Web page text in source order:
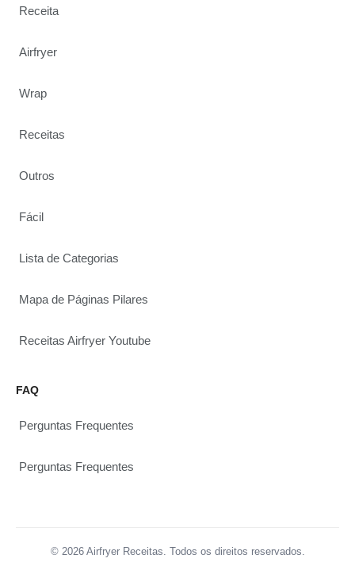
Receita
Airfryer
Wrap
Receitas
Outros
Fácil
Lista de Categorias
Mapa de Páginas Pilares
Receitas Airfryer Youtube
FAQ
Perguntas Frequentes
Perguntas Frequentes
© 2026 Airfryer Receitas. Todos os direitos reservados.